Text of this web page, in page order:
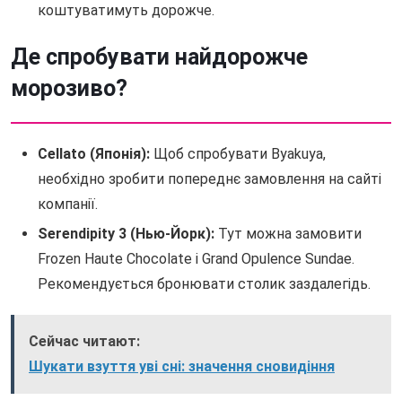
коштуватимуть дорожче.
Де спробувати найдорожче
морозиво?
Cellato (Японія): Щоб спробувати Byakuya,
необхідно зробити попереднє замовлення на сайті
компанії.
Serendipity 3 (Нью-Йорк): Тут можна замовити
Frozen Haute Chocolate і Grand Opulence Sundae.
Рекомендується бронювати столик заздалегідь.
Сейчас читают:
Шукати взуття уві сні: значення сновидіння